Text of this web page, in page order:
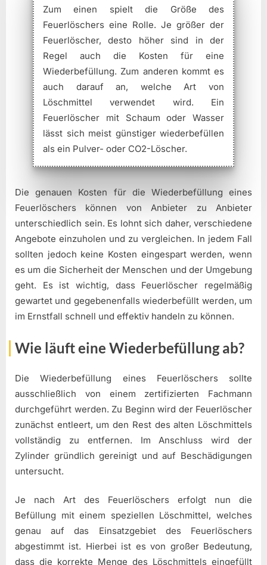
Zum einen spielt die Größe des
Feuerlöschers eine Rolle. Je größer der
Feuerlöscher, desto höher sind in der
Regel auch die Kosten für eine
Wiederbefüllung. Zum anderen kommt es
auch darauf an, welche Art von
Löschmittel verwendet wird. Ein
Feuerlöscher mit Schaum oder Wasser
lässt sich meist günstiger wiederbefüllen
als ein Pulver- oder CO2-Löscher.
Die genauen Kosten für die Wiederbefüllung eines
Feuerlöschers können von Anbieter zu Anbieter
unterschiedlich sein. Es lohnt sich daher, verschiedene
Angebote einzuholen und zu vergleichen. In jedem Fall
sollten jedoch keine Kosten eingespart werden, wenn
es um die Sicherheit der Menschen und der Umgebung
geht. Es ist wichtig, dass Feuerlöscher regelmäßig
gewartet und gegebenenfalls wiederbefüllt werden, um
im Ernstfall schnell und effektiv handeln zu können.
Wie läuft eine Wiederbefüllung ab?
Die Wiederbefüllung eines Feuerlöschers sollte
ausschließlich von einem zertifizierten Fachmann
durchgeführt werden. Zu Beginn wird der Feuerlöscher
zunächst entleert, um den Rest des alten Löschmittels
vollständig zu entfernen. Im Anschluss wird der
Zylinder gründlich gereinigt und auf Beschädigungen
untersucht.
Je nach Art des Feuerlöschers erfolgt nun die
Befüllung mit einem speziellen Löschmittel, welches
genau auf das Einsatzgebiet des Feuerlöschers
abgestimmt ist. Hierbei ist es von großer Bedeutung,
dass die korrekte Menge des Löschmittels eingefüllt